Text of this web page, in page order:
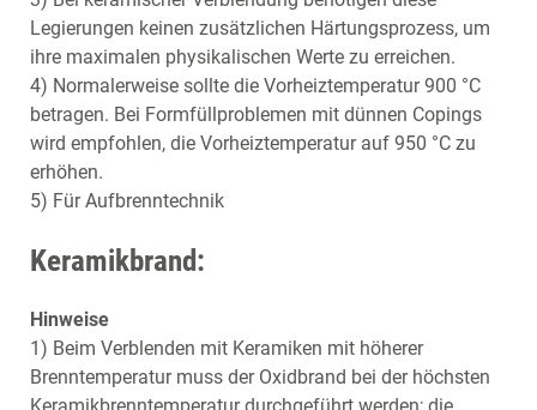
Legierungen keinen zusätzlichen Härtungsprozess, um
ihre maximalen physikalischen Werte zu erreichen.
4) Normalerweise sollte die Vorheiztemperatur 900 °C
betragen. Bei Formfüllproblemen mit dünnen Copings
wird empfohlen, die Vorheiztemperatur auf 950 °C zu
erhöhen.
5) Für Aufbrenntechnik
Keramikbrand:
Hinweise
1) Beim Verblenden mit Keramiken mit höherer
Brenntemperatur muss der Oxidbrand bei der höchsten